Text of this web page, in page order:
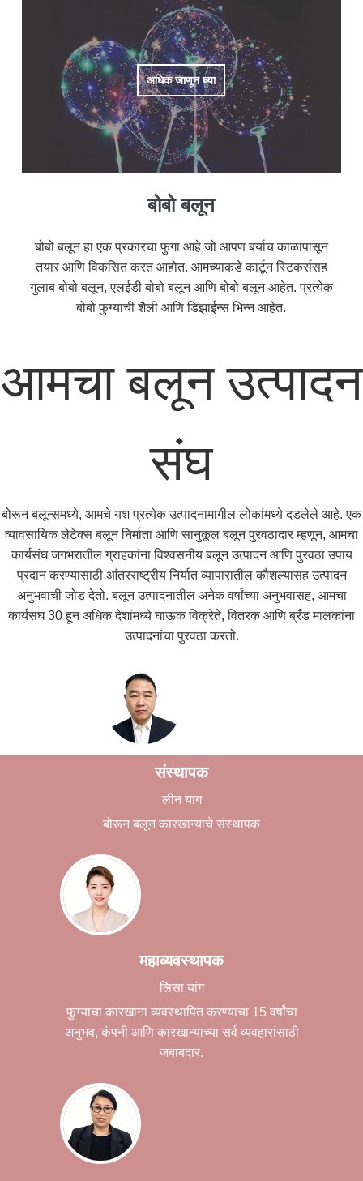
अधिक जाणून घ्या
बोबो बलून
बोबो बलून हा एक प्रकारचा फुगा आहे जो आपण बर्याच काळापासून
तयार आणि विकसित करत आहोत. आमच्याकडे कार्टून स्टिकर्ससह
गुलाब बोबो बलून, एलईडी बोबो बलून आणि बोबो बलून आहेत. प्रत्येक
बोबो फुग्याची शैली आणि डिझाईन्स भिन्न आहेत.
आमचा बलून उत्पादन
संघ
बोरून बलून्समध्ये, आमचे यश प्रत्येक उत्पादनामागील लोकांमध्ये दडलेले आहे. एक
व्यावसायिक लेटेक्स बलून निर्माता आणि सानुकूल बलून पुरवठादार म्हणून, आमचा
कार्यसंघ जगभरातील ग्राहकांना विश्वसनीय बलून उत्पादन आणि पुरवठा उपाय
प्रदान करण्यासाठी आंतरराष्ट्रीय निर्यात व्यापारातील कौशल्यासह उत्पादन
अनुभवाची जोड देतो. बलून उत्पादनातील अनेक वर्षांच्या अनुभवासह, आमचा
कार्यसंघ 30 हून अधिक देशांमध्ये घाऊक विक्रेते, वितरक आणि ब्रँड मालकांना
उत्पादनांचा पुरवठा करतो.
संस्थापक
लीन यांग
बोरून बलून कारखान्याचे संस्थापक
महाव्यवस्थापक
लिसा यांग
फुग्याचा कारखाना व्यवस्थापित करण्याचा 15 वर्षांचा
अनुभव, कंपनी आणि कारखान्याच्या सर्व व्यवहारांसाठी
जबाबदार.